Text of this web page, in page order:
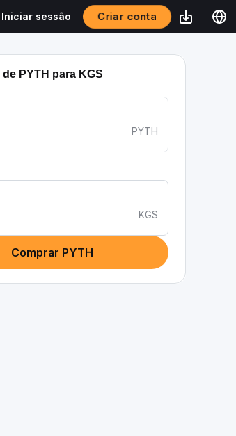
Iniciar sessão Criar conta
PYTH para KGS
PYTH
KGS
Comprar PYTH